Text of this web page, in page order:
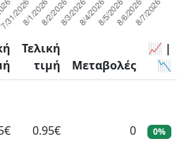
Τελική
τιμή
Μεταβολές
📈 |
📉
0.95€ 0 0%